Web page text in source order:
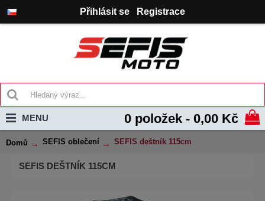
Přihlásit se Registrace
0 položek - 0,00 Kč
MENU
Domů SEFIS oblečení SEFIS deštník 115cm
SEFIS DEŠTNÍK 115CM